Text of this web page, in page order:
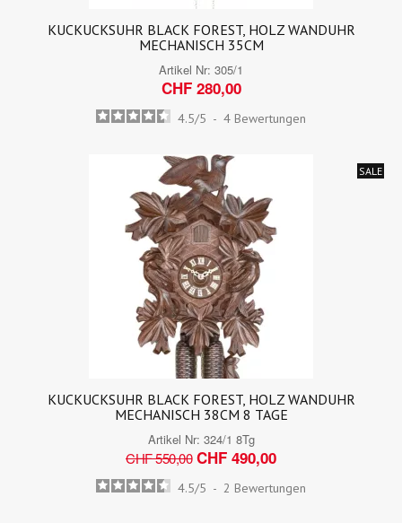
KUCKUCKSUHR BLACK FOREST, HOLZ WANDUHR
MECHANISCH 35CM
Artikel Nr: 305/1
CHF 280,00
4.5/5 - 4 Bewertungen
SALE
KUCKUCKSUHR BLACK FOREST, HOLZ WANDUHR
MECHANISCH 38CM 8 TAGE
Artikel Nr: 324/1 8Tg
CHF 550,00 CHF 490,00
4.5/5 - 2 Bewertungen